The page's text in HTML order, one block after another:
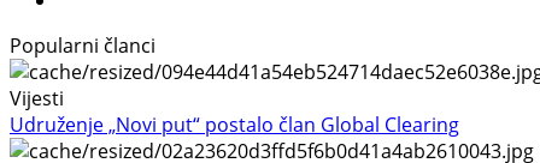
Popularni članci
Vijesti
Udruženje „Novi put“ postalo član Global Clearing